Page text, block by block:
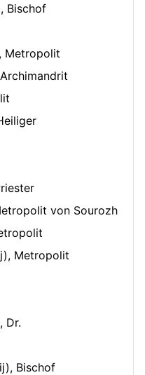
Bischof
Metropolit
von Sourozh
Metropolit
Dr.
Bischof